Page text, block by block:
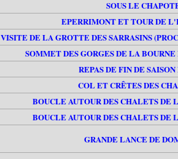
SOUS LE
EPERRIMONT ET TOUR DE
VISITE DE LA GROTTE DES SARRASINS
SOMMET DES GORGES DE LA BOURNE
REPAS DE FIN DE
COL ET CRÊTES DES
BOUCLE AUTOUR DES CHALETS
BOUCLE AUTOUR DES CHALETS
GRANDE LANCE DE